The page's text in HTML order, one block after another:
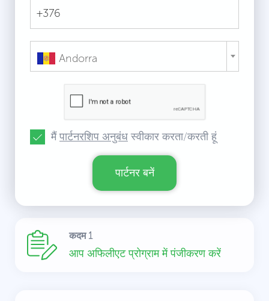
कदम 1
आप अफिलीएट प्रोग्राम में पंजीकरण करें
Andorra
मैंपार्टनरशिप अनुबंधस्वीकार करता/करती हूं
पार्टनर बनें